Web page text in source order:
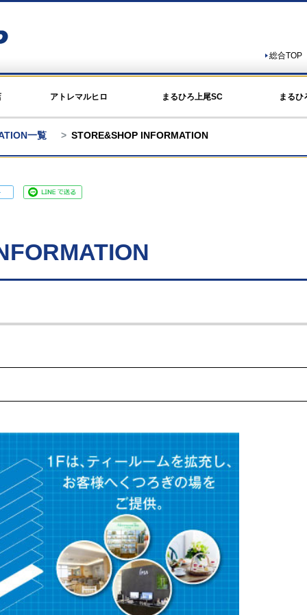
総合TOP
アトレマルヒロ まるひろ上尾SC まるひ
一覧 STORE&SHOP INFORMATION